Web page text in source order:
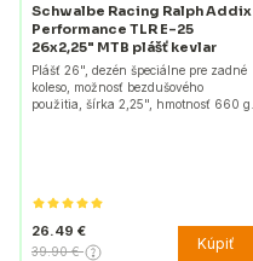
Schwalbe Racing Ralph Addix
Performance TLR E-25
26x2,25" MTB plášť kevlar
Plášť 26", dezén špeciálne pre zadné
koleso, možnosť bezdušového
použitia, šírka 2,25", hmotnosť 660 g.
26.49 €
39.90 € Kúpiť